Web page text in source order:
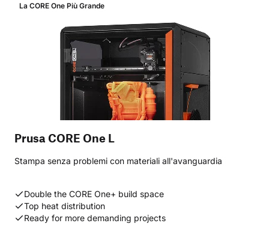
La CORE One Più Grande
Prusa CORE One L
Stampa senza problemi con materiali all'avanguardia
Double the CORE One+ build space
Top heat distribution
Ready for more demanding projects